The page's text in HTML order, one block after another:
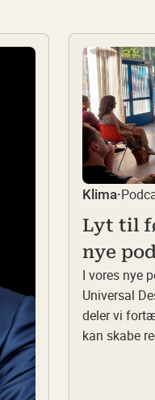
Klima·
Lyt til
nye
I vores nye
Universal
deler vi
kan skabe